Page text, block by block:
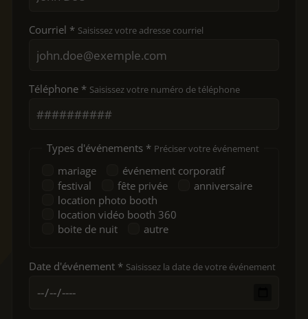
Courriel * Saisissez votre adresse courriel
Téléphone * Saisissez votre numéro de téléphone
Types d'événements * Préciser votre événement
mariage
événement corporatif
festival
fête privée
anniversaire
location photo booth
location vidéo booth 360
boite de nuit
autre
Date d'événement * Saisissez la date de votre événement